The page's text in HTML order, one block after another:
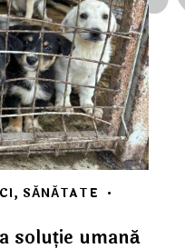
, SĂNĂTATE
soluție umană